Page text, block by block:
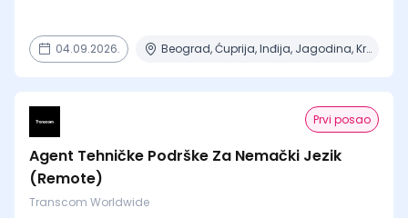
04.09.2026. Beograd, Ćuprija, Inđija, Jagodina, Kragujevac + 14 mesta
Prvi posao
Agent Tehničke Podrške Za Nemački Jezik
(Remote)
Transcom Worldwide